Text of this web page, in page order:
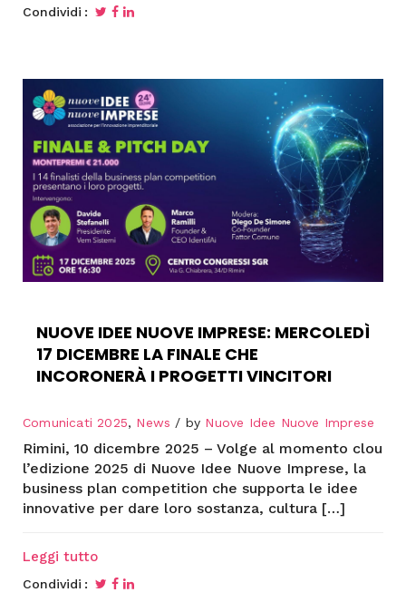
Condividi
NUOVE IDEE NUOVE IMPRESE: MERCOLEDÌ
17 DICEMBRE LA FINALE CHE
INCORONERÀ I PROGETTI VINCITORI
Comunicati 2025, News by Nuove Idee Nuove Imprese
Rimini, 10 dicembre 2025 – Volge al momento clou
l’edizione 2025 di Nuove Idee Nuove Imprese, la
business plan competition che supporta le idee
innovative per dare loro sostanza, cultura […]
Leggi tutto
Condividi